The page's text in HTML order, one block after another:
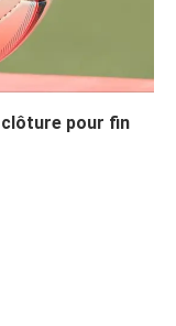
clôture pour fin